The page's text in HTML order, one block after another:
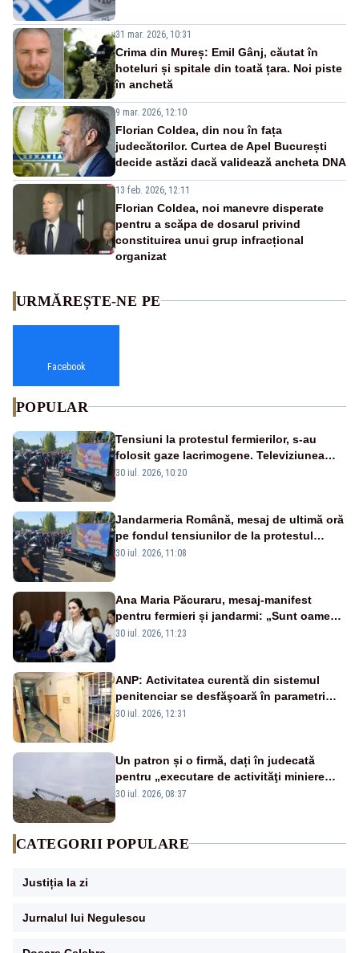
31 mar. 2026, 10:31
Crima din Mureș: Emil Gânj, căutat în
hoteluri și spitale din toată țara. Noi piste
în anchetă
9 mar. 2026, 12:10
Florian Coldea, din nou în fața
judecătorilor. Curtea de Apel București
decide astăzi dacă validează ancheta DNA
13 feb. 2026, 12:11
Florian Coldea, noi manevre disperate
pentru a scăpa de dosarul privind
constituirea unui grup infracțional
organizat
URMĂREȘTE-NE PE
Facebook
POPULAR
Tensiuni la protestul fermierilor, s-au
folosit gaze lacrimogene. Televiziunea
Poporului face apel la calm – LIVE TEXT
30 iul. 2026, 10:20
Jandarmeria Română, mesaj de ultimă oră
pe fondul tensiunilor de la protestul
masiv al fermierilor - VIDEO
30 iul. 2026, 11:08
Ana Maria Păcuraru, mesaj-manifest
pentru fermieri și jandarmi: „Sunt oameni
disperați, nu sunt răufăcători”
30 iul. 2026, 11:23
ANP: Activitatea curentă din sistemul
penitenciar se desfăşoară în parametri
normali
30 iul. 2026, 12:31
Un patron și o firmă, dați în judecată
pentru „executare de activităţi miniere
fără permis sau licenţă”
30 iul. 2026, 08:37
CATEGORII POPULARE
Justiția la zi
Jurnalul lui Negulescu